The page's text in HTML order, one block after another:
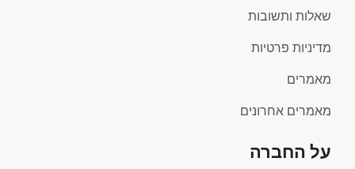
שאלות ותשובות
מדיניות פרטיות
מאמרים
מאמרים אחרונים
על החברה